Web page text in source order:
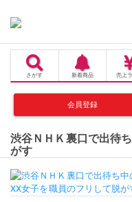
さがす 新着商品 売上
会員登録
渋谷ＮＨＫ裏口で出待
がす